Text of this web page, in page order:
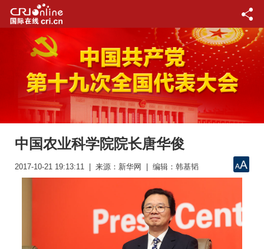
中国农业科学院院长唐华俊
2017-10-21 19:13:11 | 来源：新华网 | 编辑：韩基韬